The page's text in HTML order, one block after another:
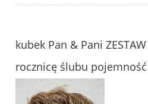
kubek Pan & Pani
rocznicę ślubu